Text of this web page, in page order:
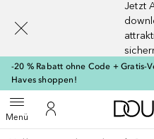
Jetzt
-20 % Rabatt ohne Code + Gratis-
Haves shoppen!
MenüMenü öffnenZu Meinem
Gehe zurück
Suche ausführen